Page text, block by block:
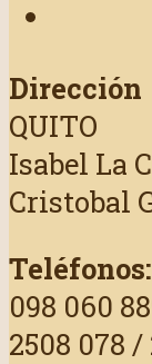
Dirección
QUITO
Isabel La
Cristobal
Teléfonos:
098 060
2508 078 /